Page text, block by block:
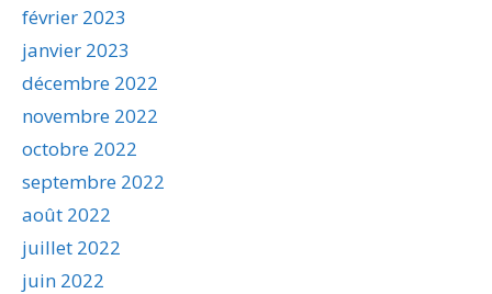
février 2023
janvier 2023
décembre 2022
novembre 2022
octobre 2022
septembre 2022
août 2022
juillet 2022
juin 2022